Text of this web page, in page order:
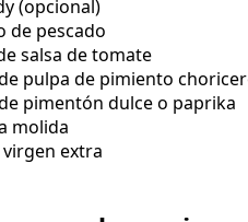
(opcional)
de pescado
salsa de tomate
pulpa de pimiento
pimentón dulce o paprika
molida
extra